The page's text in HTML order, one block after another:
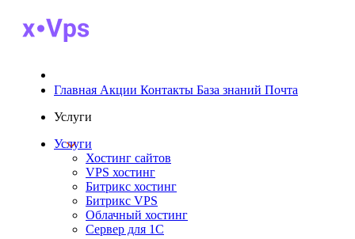
Главная Акции Контакты База знаний Почта
Услуги
Услуги
Хостинг сайтов
VPS хостинг
Битрикс хостинг
Битрикс VPS
Облачный хостинг
Cервер для 1С